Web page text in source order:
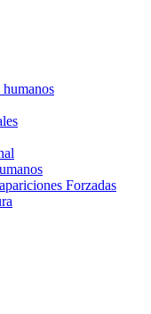
Forzadas